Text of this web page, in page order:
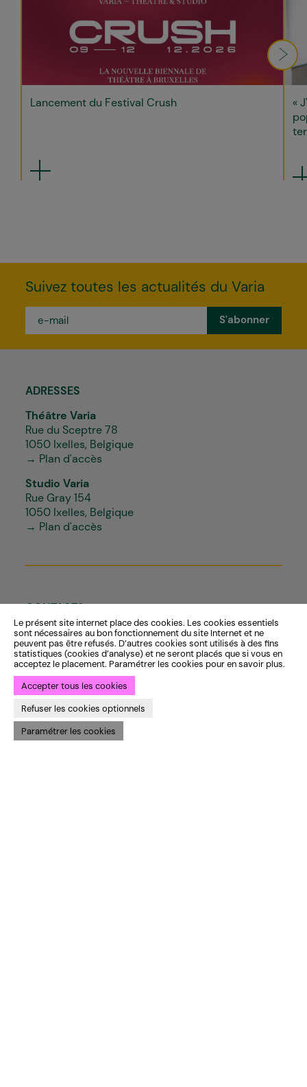
Le présent site internet place des cookies. Les cookies essentiels
sont nécessaires au bon fonctionnement du site Internet et ne
peuvent pas être refusés. D’autres cookies sont utilisés à des fins
statistiques (cookies d’analyse) et ne seront placés que si vous en
acceptez le placement. Paramétrer les cookies pour en savoir plus.
Accepter tous les cookies
Refuser les cookies optionnels
Paramétrer les cookies
Lancement du Festival Crush
«
Suivez toutes les actualités du Varia
mail
ADRESSES
Théâtre Varia
Rue du Sceptre 78
1050 Ixelles, Belgique
→ Plan d'accès
Studio Varia
Rue Gray 154
1050 Ixelles, Belgique
→ Plan d'accès
CONTACTS
Du mardi au vendredi
Entre 10h-12h et 13h-18h
au guichet du Théâtre
ou par téléphone
Horaires complets
+32 (0)2 640 35 50
info@varia.be
Programme
Espace Pro
Varia & les publics